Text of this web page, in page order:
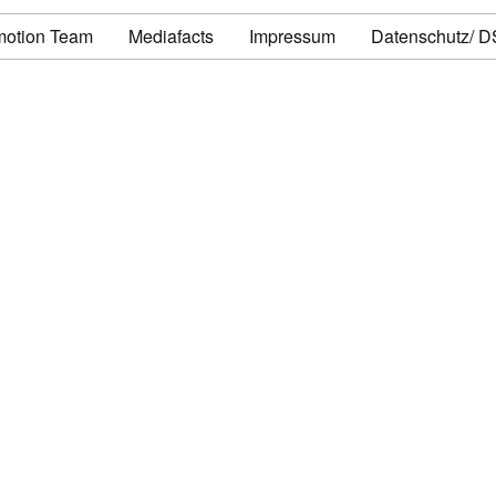
Team Mediafacts Impressum Datenschutz/